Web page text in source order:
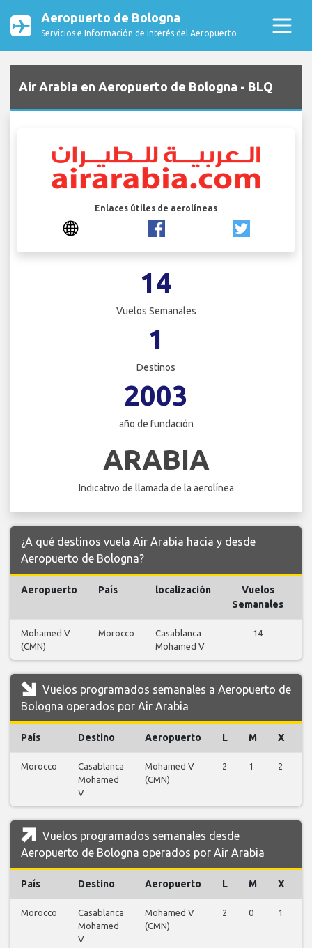
Aeropuerto de Bologna
Servicios e Información de interés del Aeropuerto
Air Arabia en Aeropuerto de Bologna - BLQ
Enlaces útiles de aerolíneas
14
Vuelos Semanales
1
Destinos
2003
año de fundación
ARABIA
Indicativo de llamada de la aerolínea
¿A qué destinos vuela Air Arabia hacia y desde
Aeropuerto de Bologna?
Aeropuerto País localización
Vuelos
Semanales
Mohamed V
(CMN)
Morocco
Casablanca
Mohamed V
14
Vuelos programados semanales a Aeropuerto de
Bologna operados por Air Arabia
País Destino Aeropuerto L M X
Morocco
Casablanca
Mohamed
V
Mohamed V
(CMN)
2 1 2
Vuelos programados semanales desde
Aeropuerto de Bologna operados por Air Arabia
País Destino Aeropuerto L M X
Morocco
Casablanca
Mohamed
V
Mohamed V
(CMN)
2 0 1